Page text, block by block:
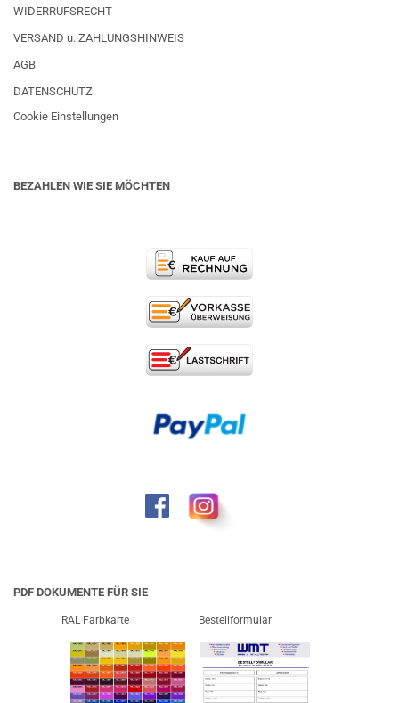
WIDERRUFSRECHT
VERSAND u. ZAHLUNGSHINWEIS
AGB
DATENSCHUTZ
Cookie Einstellungen
BEZAHLEN WIE SIE MÖCHTEN
PDF DOKUMENTE FÜR SIE
RAL Farbkarte Bestellformular